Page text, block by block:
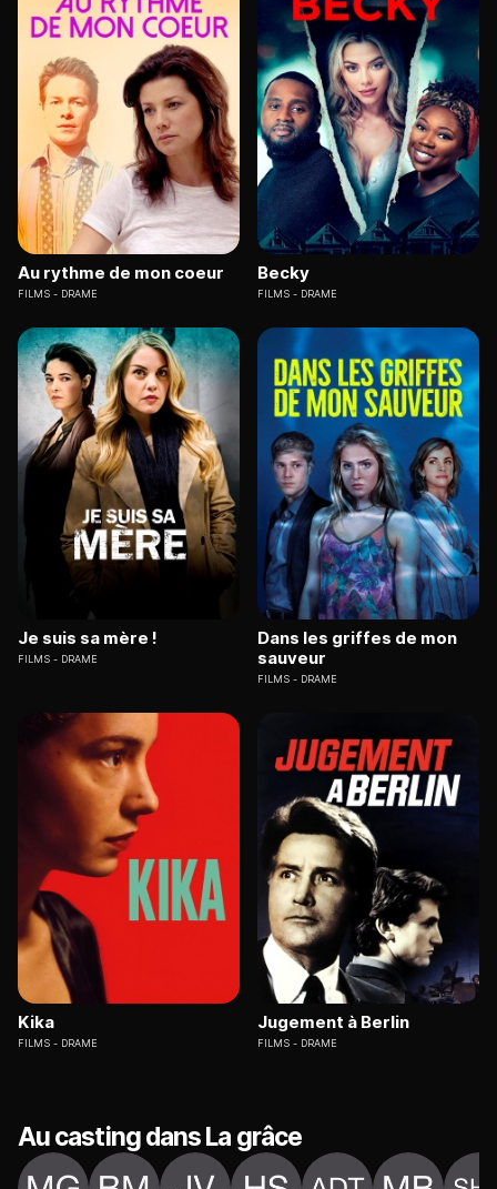
Au rythme de mon coeur
FILMS DRAME
Becky
FILMS DRAME
Je suis sa mère !
FILMS DRAME
Dans les griffes de mon
sauveur
FILMS DRAME
Kika
FILMS DRAME
Jugement à Berlin
FILMS DRAME
Au casting dans La grâce